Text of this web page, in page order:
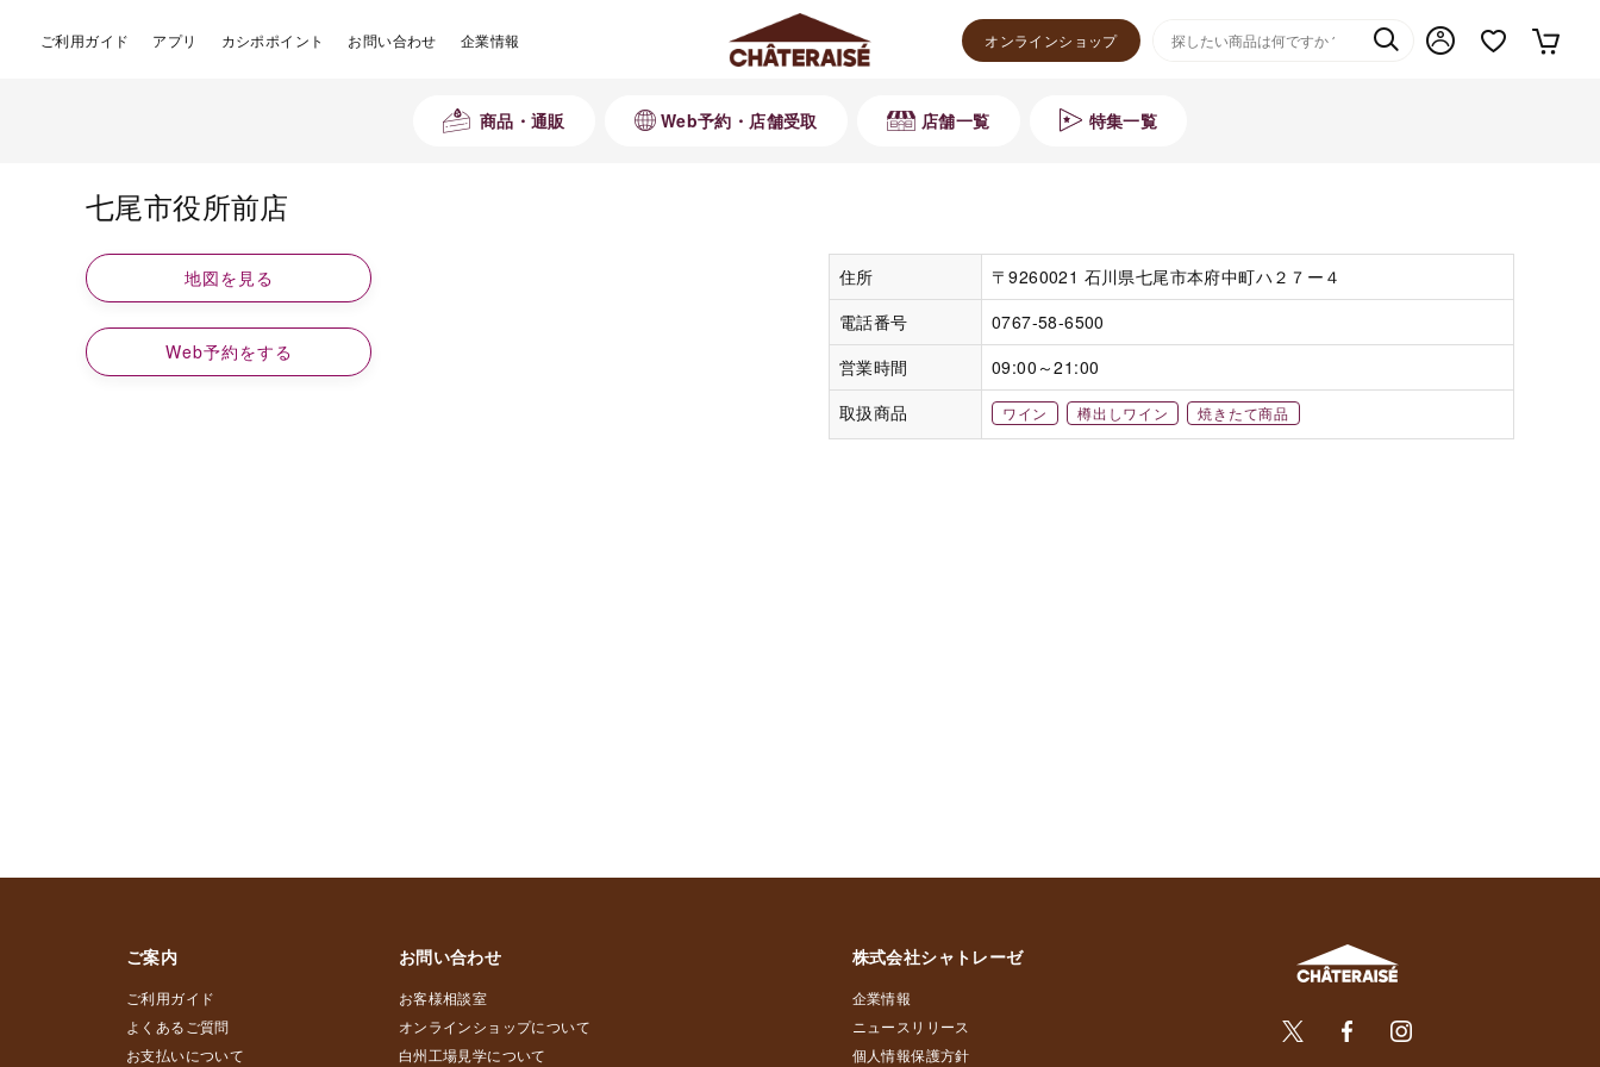
ご利用ガイド アプリ カシポポイント お問い合わせ 企業情報 オンラインショップ
商品・通販 Web予約・店舗受取 店舗一覧 特集一覧
七尾市役所前店
住所
〒9260021 石川県七尾市本府中町ハ２７ー４
電話番号
0767-58-6500
営業時間
09:00～21:00
取扱商品
ワイン 樽出しワイン 焼きたて商品
地図を見る
Web予約をする
ご案内
ご利用ガイド
よくあるご質問
お支払いについて
お問い合わせ
お客様相談室
オンラインショップについて
白州工場見学について
株式会社シャトレーゼ
企業情報
ニュースリリース
個人情報保護方針